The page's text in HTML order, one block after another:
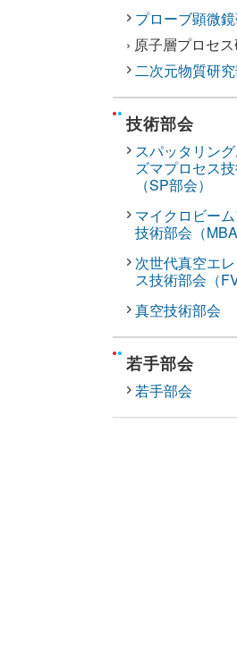
プローブ顕微
› 原子層プロセ
二次元物質研
技術部会
スパッタリン
ズマプロセス
（SP部会）
マイクロビー
技術部会（MBA
次世代真空エ
ス技術部会（
真空技術部会
若手部会
若手部会